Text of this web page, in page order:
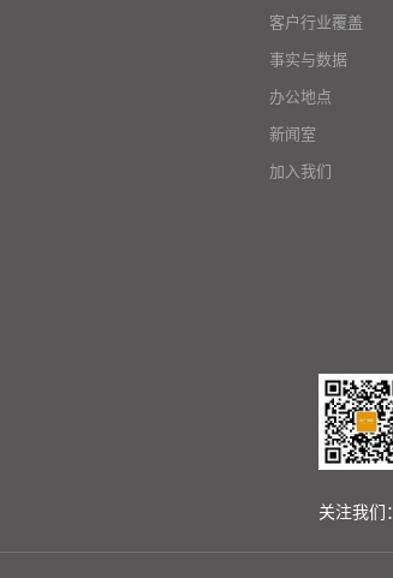
客户行业覆盖
事实与数据
办公地点
新闻室
加入我们
关注我们：